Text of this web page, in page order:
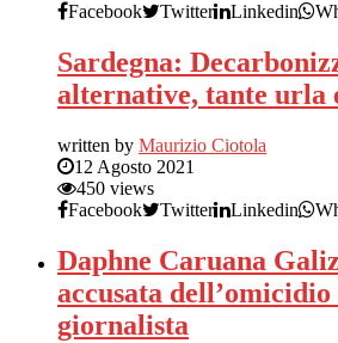
Facebook
Twitter Linkedin
Sardegna:
alternative, tante urla
written by Maurizio Ciotola
12 Agosto 2021
450 views
Facebook
Twitter Linkedin
Daphne Caruana
accusata
giornalista